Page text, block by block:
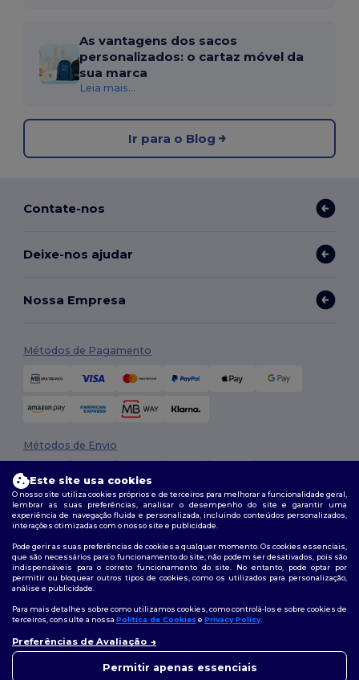
As vantagens dos sacos
personalizados: o cartaz móvel da
sua marca
Leia mais...
Ir para o Blog
Contate-nos
Deixe-nos ajudar
Nossa Empresa
Métodos de Pagamento
Métodos de Envio
2026. Todos os direitos reservados
Termos e Condições|Política de personalização
|Política de cookies|Mapa do Site
Siga-nos
Este site usa cookies
O nosso site utiliza cookies próprios e de terceiros para melhorar a funcionalidade geral,
lembrar as suas preferências, analisar o desempenho do site e garantir uma
experiência de navegação fluida e personalizada, incluindo conteúdos personalizados,
interações otimizadas com o nosso site e publicidade.
Pode gerir as suas preferências de cookies a qualquer momento. Os cookies essenciais,
que são necessários para o funcionamento do site, não podem ser desativados, pois são
indispensáveis para o correto funcionamento do site. No entanto, pode optar por
permitir ou bloquear outros tipos de cookies, como os utilizados para personalização,
análise e publicidade.
Para mais detalhes sobre como utilizamos cookies, como controlá-los e sobre cookies de
terceiros, consulte a nossa Política de Cookiese Privacy Policy.
Preferências de Avaliação
Permitir apenas essenciais
questão, pode contactar-nos a